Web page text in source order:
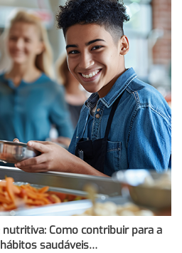
Como contribuir para a
saudáveis…